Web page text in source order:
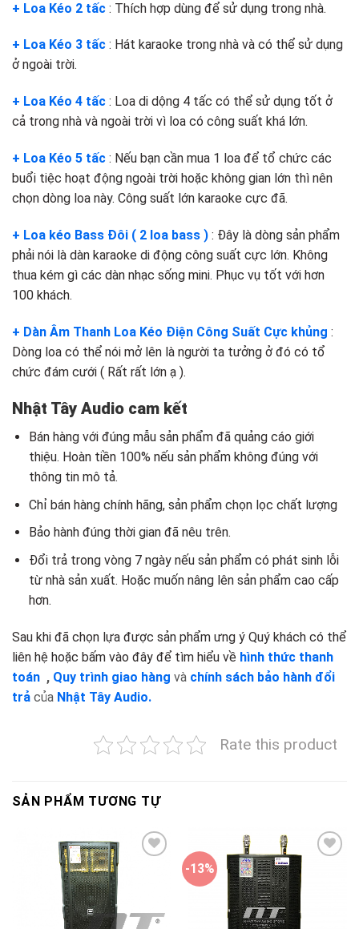
+ Loa Kéo 2 tấc : Thích hợp dùng để sử dụng trong nhà.
+ Loa Kéo 3 tấc : Hát karaoke trong nhà và có thể sử dụng
ở ngoài trời.
+ Loa Kéo 4 tấc : Loa di dộng 4 tấc có thể sử dụng tốt ở
cả trong nhà và ngoài trời vì loa có công suất khá lớn.
+ Loa Kéo 5 tấc : Nếu bạn cần mua 1 loa để tổ chức các
buổi tiệc hoạt động ngoài trời hoặc không gian lớn thì nên
chọn dòng loa này. Công suất lớn karaoke cực đã.
+ Loa kéo Bass Đôi ( 2 loa bass ) : Đây là dòng sản phẩm
phải nói là dàn karaoke di động công suất cực lớn. Không
thua kém gì các dàn nhạc sống mini. Phục vụ tốt với hơn
100 khách.
+ Dàn Âm Thanh Loa Kéo Điện Công Suất Cực khủng :
Dòng loa có thể nói mở lên là người ta tưởng ở đó có tổ
chức đám cưới ( Rất rất lớn ạ ).
Nhật Tây Audio cam kết
Bán hàng với đúng mẫu sản phẩm đã quảng cáo giới
thiệu. Hoàn tiền 100% nếu sản phẩm không đúng với
thông tin mô tả.
Chỉ bán hàng chính hãng, sản phẩm chọn lọc chất lượng
Bảo hành đúng thời gian đã nêu trên.
Đổi trả trong vòng 7 ngày nếu sản phẩm có phát sinh lỗi
từ nhà sản xuất. Hoặc muốn nâng lên sản phẩm cao cấp
hơn.
Sau khi đã chọn lựa được sản phẩm ưng ý Quý khách có thể
liên hệ hoặc bấm vào đây để tìm hiểu về hình thức thanh
toán , Quy trình giao hàng và chính sách bảo hành đổi
trả của Nhật Tây Audio.
Rate this product
SẢN PHẨM TƯƠNG TỰ
-13%